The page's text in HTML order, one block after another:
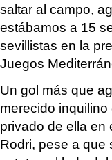
saltar al campo,
estábamos a 15
sevillistas en la
Juegos
Un gol más que
merecido
privado de ella en
Rodri, pese a que